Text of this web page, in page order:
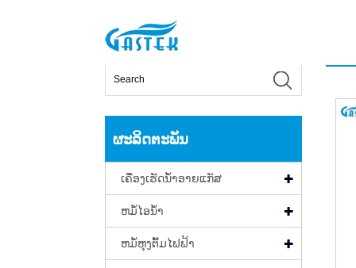
ບ້ານ > ຜະລິດຕະພັນ
ຜະລິດຕະພັນ
ເຄື່ອງເຮັດນ້ໍາອາຍແກັສ
ຫມໍ້ໄອນ້ໍາ
ຫມໍ້ຫຸງຕົ້ມໄຟຟ້າ